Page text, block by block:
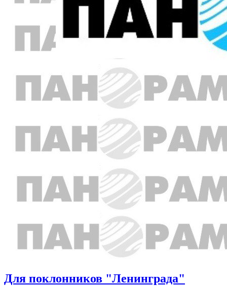
Для поклонников "Ленинграда"